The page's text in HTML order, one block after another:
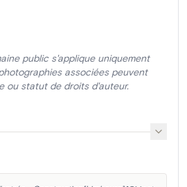
public s'applique uniquement
associées peuvent
ou statut de droits d'auteur.